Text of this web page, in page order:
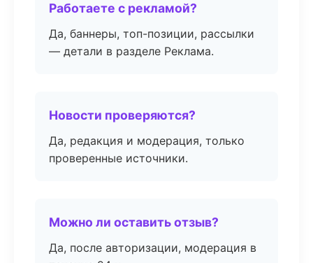
Работаете с рекламой?
Да, баннеры, топ-позиции, рассылки
— детали в разделе Реклама.
Новости проверяются?
Да, редакция и модерация, только
проверенные источники.
Можно ли оставить отзыв?
Да, после авторизации, модерация в